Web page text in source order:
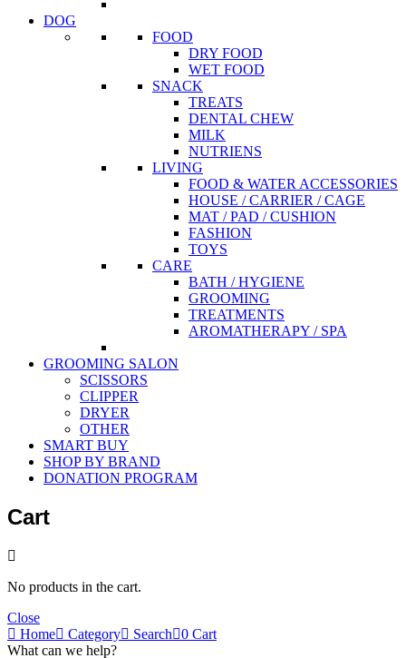
DOG
FOOD
DRY FOOD
WET FOOD
SNACK
TREATS
DENTAL CHEW
MILK
NUTRIENS
LIVING
FOOD & WATER ACCESSORIES
HOUSE / CARRIER / CAGE
MAT / PAD / CUSHION
FASHION
TOYS
CARE
BATH / HYGIENE
GROOMING
TREATMENTS
AROMATHERAPY / SPA
GROOMING SALON
SCISSORS
CLIPPER
DRYER
OTHER
SMART BUY
SHOP BY BRAND
DONATION PROGRAM
Cart
No products in the cart.
Close
Home
Category Search 0 Cart
What can we help?